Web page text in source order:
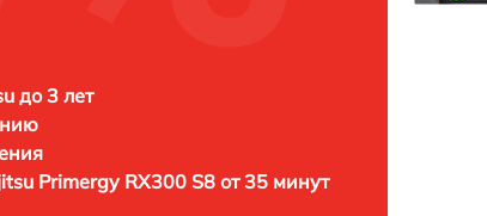
до 3 лет
Primergy RX300 S8 от 35 минут